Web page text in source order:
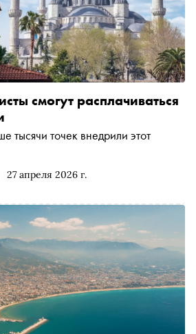
27 апреля 2026 г.
смогут расплачиваться
тысячи точек внедрили этот